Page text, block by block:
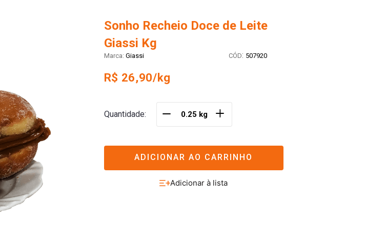
Sonho Recheio Doce de Leite
Giassi Kg
Giassi : 507920
R$ 26,90/kg
Quantidade ＋
ADICIONAR AO CARRINHO